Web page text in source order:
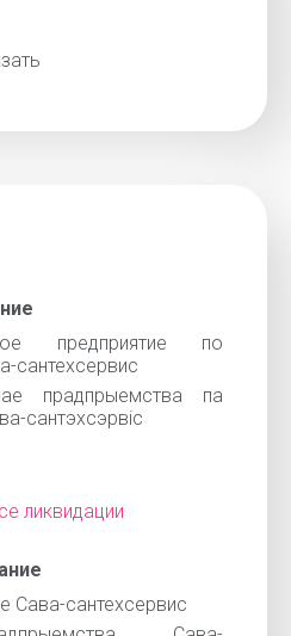
предприятие по
сантехсервис
прадпрыемства па
сантэхсэрвic
ликвидации
Сава-сантехсервис